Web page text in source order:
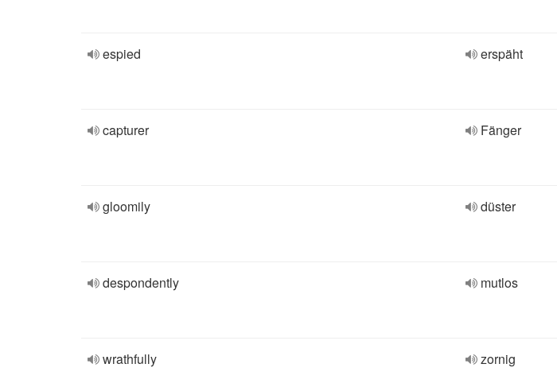
espied erspäht
capturer Fänger
gloomily düster
despondently mutlos
wrathfully zornig